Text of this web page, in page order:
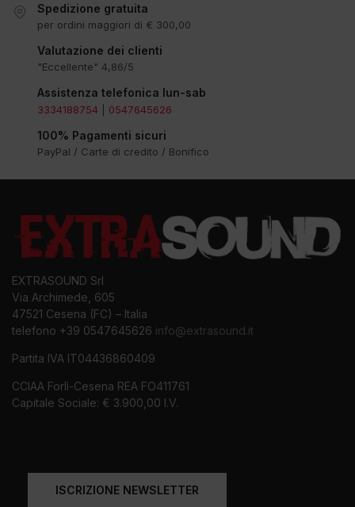
Spedizione gratuita
per ordini maggiori di € 300,00
Valutazione dei clienti
"Eccellente" 4,86/5
Assistenza telefonica lun-sab
3334188754 0547645626
100% Pagamenti sicuri
PayPal / Carte di credito / Bonifico
EXTRASOUND Srl
Via Archimede, 605
47521 Cesena (FC) – Italia
telefono +39 0547645626 info@extrasound.it
Partita IVA IT04436860409
CCIAA Forlì-Cesena REA FO411761
Capitale Sociale: € 3.900,00 I.V.
ISCRIZIONE NEWSLETTER